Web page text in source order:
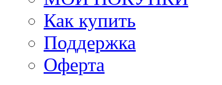
Как купить
Поддержка
Оферта